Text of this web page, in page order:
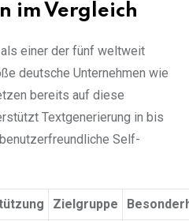
im Vergleich
einer der fünf weltweit
deutsche Unternehmen wie
bereits auf diese
Textgenerierung in bis
Self-
Zielgruppe